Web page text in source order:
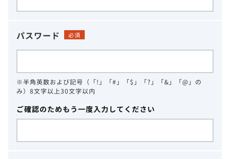
パスワード 必須
※半角英数および記号（「!」「#」「$」「?」「&」「@」の
み）8文字以上30文字以内
ご確認のためもう一度入力してください